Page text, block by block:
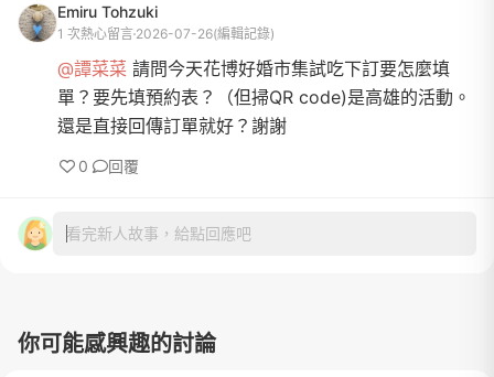
Emiru Tohzuki
1 次熱心留言 2026-07-26(編輯記錄)
@譚菜菜 請問今天花博好婚市集試吃下訂要怎麼填
單？要先填預約表？（但掃QR code)是高雄的活動。
還是直接回傳訂單就好？謝謝
0 回覆
看完新人故事，給點回應吧
你可能感興趣的討論